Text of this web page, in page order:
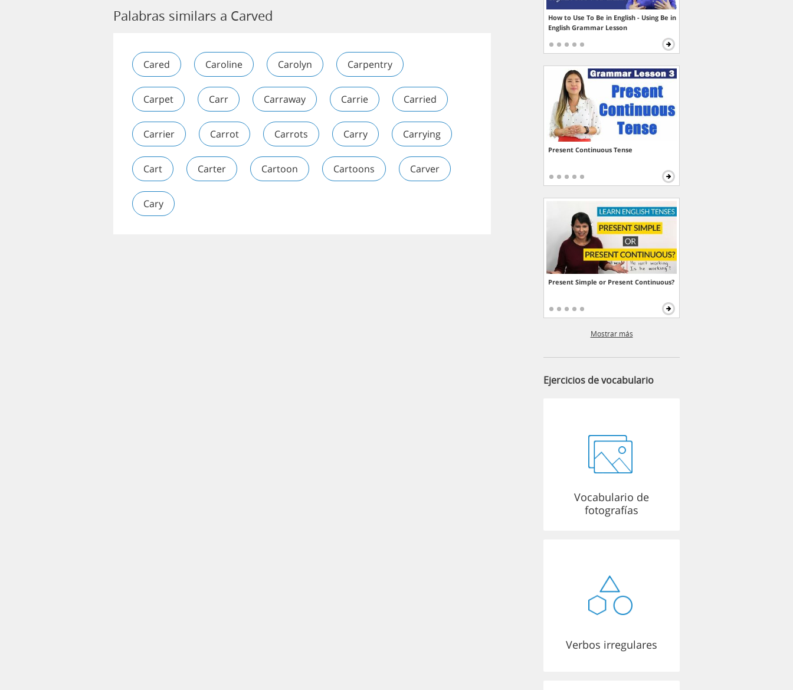
Palabras similars a Carved
Cared Caroline Carolyn Carpentry
Carpet Carr Carraway Carrie Carried
Carrier Carrot Carrots Carry Carrying
Cart Carter Cartoon Cartoons Carver
Cary
How to Use To Be in English - Using Be in
English Grammar Lesson
Present Continuous Tense
Present Simple or Present Continuous?
Mostrar más
Ejercicios de vocabulario
Vocabulario de
fotografías
Verbos irregulares